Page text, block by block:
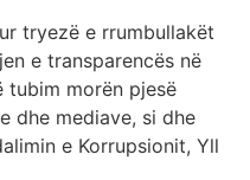
tryezë e rrumbullakët
e transparencës në
tubim morën pjesë
dhe mediave, si dhe
e Korrupsionit, Yll